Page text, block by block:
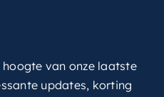
van onze laatste
updates, korting